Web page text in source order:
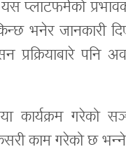
प्लाटफर्मको
भनेर जानकारी
प्रक्रियाबारे पनि
कार्यक्रम गरेको
काम गरेको छ